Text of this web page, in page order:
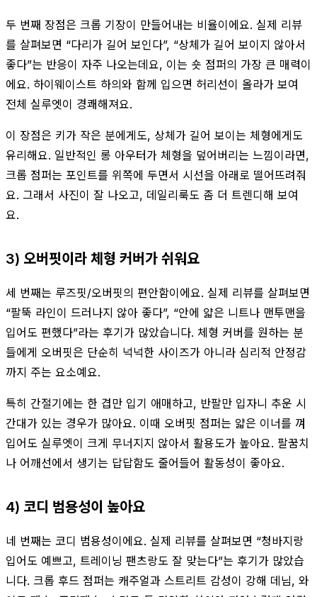
두 번째 장점은 크롭 기장이 만들어내는 비율이에요. 실제 리뷰
를 살펴보면 “다리가 길어 보인다”, “상체가 길어 보이지 않아서
좋다”는 반응이 자주 나오는데요, 이는 숏 점퍼의 가장 큰 매력이
에요. 하이웨이스트 하의와 함께 입으면 허리선이 올라가 보여
전체 실루엣이 경쾌해져요.
이 장점은 키가 작은 분에게도, 상체가 길어 보이는 체형에게도
유리해요. 일반적인 롱 아우터가 체형을 덮어버리는 느낌이라면,
크롭 점퍼는 포인트를 위쪽에 두면서 시선을 아래로 떨어뜨려줘
요. 그래서 사진이 잘 나오고, 데일리룩도 좀 더 트렌디해 보여
요.
3) 오버핏이라 체형 커버가 쉬워요
세 번째는 루즈핏/오버핏의 편안함이에요. 실제 리뷰를 살펴보면
“팔뚝 라인이 드러나지 않아 좋다”, “안에 얇은 니트나 맨투맨을
입어도 편했다”라는 후기가 많았습니다. 체형 커버를 원하는 분
들에게 오버핏은 단순히 넉넉한 사이즈가 아니라 심리적 안정감
까지 주는 요소예요.
특히 간절기에는 한 겹만 입기 애매하고, 반팔만 입자니 추운 시
간대가 있는 경우가 많아요. 이때 오버핏 점퍼는 얇은 이너를 껴
입어도 실루엣이 크게 무너지지 않아서 활용도가 높아요. 팔꿈치
나 어깨선에서 생기는 답답함도 줄어들어 활동성이 좋아요.
4) 코디 범용성이 높아요
네 번째는 코디 범용성이에요. 실제 리뷰를 살펴보면 “청바지랑
입어도 예쁘고, 트레이닝 팬츠랑도 잘 맞는다”는 후기가 많았습
니다. 크롭 후드 점퍼는 캐주얼과 스트리트 감성이 강해 데님, 와